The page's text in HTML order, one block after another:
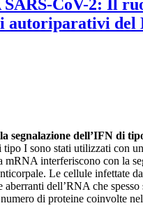
CoV-2: Il
autoriparativi del
dell’IFN di
I sono stati utilizzati con
interferiscono con la
Le cellule infettate
dell’RNA che
di proteine ​​​​coinvolte